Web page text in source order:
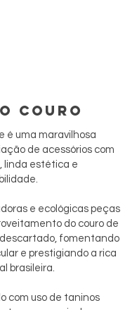
COURO
é uma maravilhosa
de acessórios com
linda estética e
e ecológicas peças
do couro de
fomentando
e prestigiando a rica
brasileira.
com uso de taninos